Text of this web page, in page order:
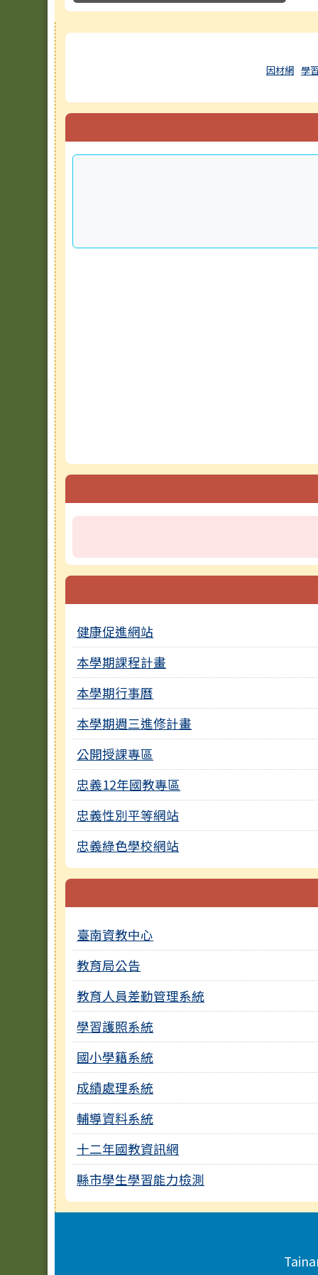
右邊區域內容
因材網 學
健康促進網站
本學期課程計畫
本學期行事曆
本學期週三進修計畫
公開授課專區
忠義12年國教專區
忠義性別平等網站
忠義綠色學校網站
臺南資教中心
教育局公告
教育人員差勤管理系統
學習護照系統
國小學籍系統
成績處理系統
輔導資料系統
十二年國教資訊網
縣市學生學習能力檢測